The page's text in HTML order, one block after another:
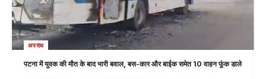
अपराध
पटना में युवक की मौत के बाद भारी बवाल, बस-कार और बाईक समेत 10 वाहन फूंक डाले